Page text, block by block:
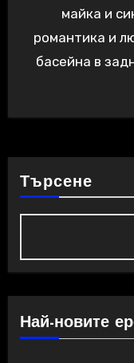
майка и
романтика и
басейна в
Търсене
Най-новите